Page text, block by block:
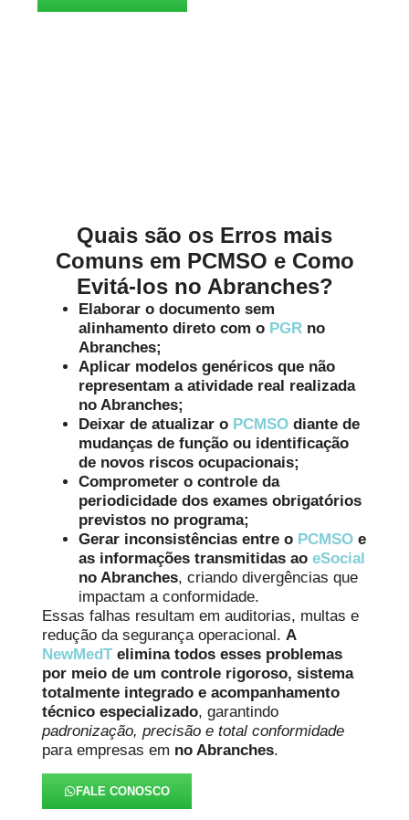
Quais são os Erros mais
Comuns em PCMSO e Como
Evitá-los no Abranches?
Elaborar o documento sem
alinhamento direto com o PGR no
Abranches;
Aplicar modelos genéricos que não
representam a atividade real realizada
no Abranches;
Deixar de atualizar o PCMSO diante de
mudanças de função ou identificação
de novos riscos ocupacionais;
Comprometer o controle da
periodicidade dos exames obrigatórios
previstos no programa;
Gerar inconsistências entre o PCMSO e
as informações transmitidas aoeSocial
no Abranches, criando divergências que
impactam a conformidade.
Essas falhas resultam em auditorias, multas e
redução da segurança operacional.A
NewMedTelimina todos esses problemas
por meio de um controle rigoroso, sistema
totalmente integrado e acompanhamento
técnico especializado, garantindo
padronização, precisão e total conformidade
para empresas em no Abranches.
FALE CONOSCO